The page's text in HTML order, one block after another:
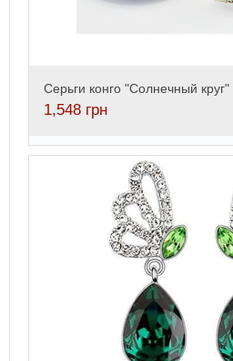
Cерьги конго "Солнечный круг"
1,548 грн